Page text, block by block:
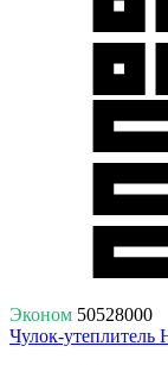
Эконом 50528000
Чулок-утеплитель